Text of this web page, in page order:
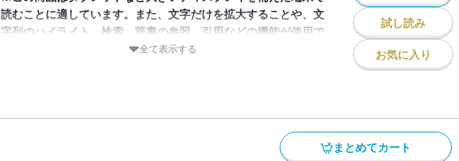
とするか否かは読むものの自由だ。
読むことに適しています。また、文字だけを拡大することや、文
字列のハイライト、検索、辞書の参照、引用などの機能が使用で
日本人の教養に多大な影響を与え続けている故事名言500句を厳
選し、エピソードをふんだんに盛り込み、辞典的要素と読み物的
要素を兼備した絶好の決定版。人物小事典、関連地図、年表付
全て表示する
試し読み
お気に入り
まとめてカート